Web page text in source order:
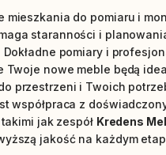
mieszkania do pomiaru i
staranności i
pomiary i
Twoje nowe meble będą
przestrzeni i Twoich
współpraca z
jak zespół Kredens
jakość na każdym